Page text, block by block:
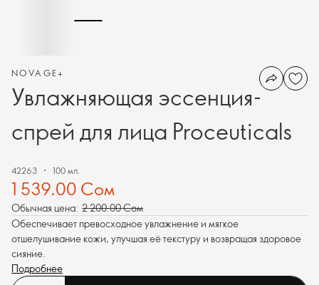
NOVAGE+
Увлажняющая эссенция-
спрей для лица Proceuticals
42263 100 мл.
1 539.00 Сом
Обычная цена: 2 200.00 Сом
Обеспечивает превосходное увлажнение и мягкое
отшелушивание кожи, улучшая её текстуру и возвращая здоровое
сияние.
Подробнее